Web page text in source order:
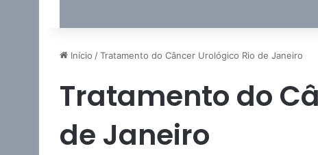
Início /Tratamento do Câncer Urológico Rio de Janeiro
Tratamento do
de Janeiro